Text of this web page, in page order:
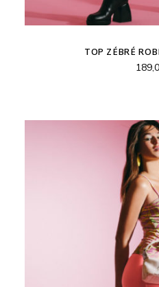
TOP ZÉBRÉ